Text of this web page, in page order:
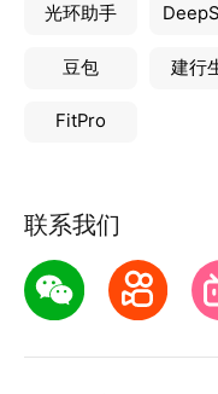
光环助手
豆包 建行
FitPro
联系我们